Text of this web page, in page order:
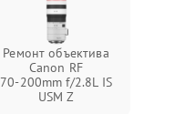
Ремонт объектива
Canon RF
70‑200mm f/2.8L IS
USM Z